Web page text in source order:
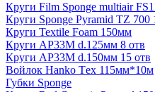
Круги Film Sponge multiair
Круги Sponge Pyramid TZ 700
Круги Textile Foam 150мм
Круги AP33M d.125мм 8 отв
Круги AP33M d.150мм 15 отв
Войлок Hanko Tех 115мм*10м
Губки Sponge